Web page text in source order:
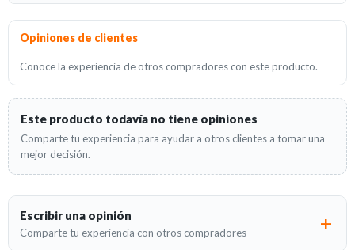
Opiniones
Opiniones de clientes
Conoce la experiencia de otros compradores con este producto.
Este producto todavía no tiene opiniones
Comparte tu experiencia para ayudar a otros clientes a tomar una
mejor decisión.
Escribir una opinión
Comparte tu experiencia con otros compradores